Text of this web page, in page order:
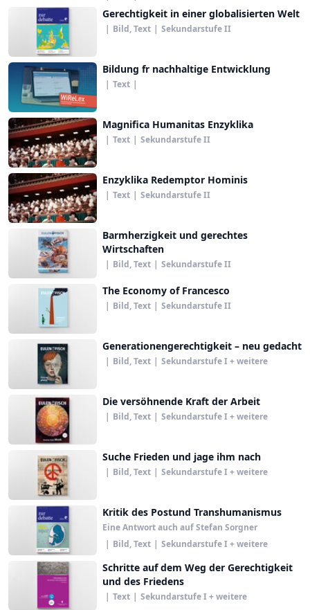
Gerechtigkeit in einer globalisierten Welt
| Bild, Text | Sekundarstufe II
Bildung fr nachhaltige Entwicklung
| Text |
Magnifica Humanitas Enzyklika
| Text | Sekundarstufe II
Enzyklika Redemptor Hominis
| Text | Sekundarstufe II
Barmherzigkeit und gerechtes
Wirtschaften
| Bild, Text | Sekundarstufe II
The Economy of Francesco
| Bild, Text | Sekundarstufe II
Generationengerechtigkeit – neu gedacht
| Bild, Text | Sekundarstufe I + weitere
Die versöhnende Kraft der Arbeit
| Bild, Text | Sekundarstufe I + weitere
Suche Frieden und jage ihm nach
| Bild, Text | Sekundarstufe I + weitere
Kritik des Postund Transhumanismus
Eine Antwort auch auf Stefan Sorgner
| Bild, Text | Sekundarstufe I + weitere
Schritte auf dem Weg der Gerechtigkeit
und des Friedens
| Text | Sekundarstufe I + weitere